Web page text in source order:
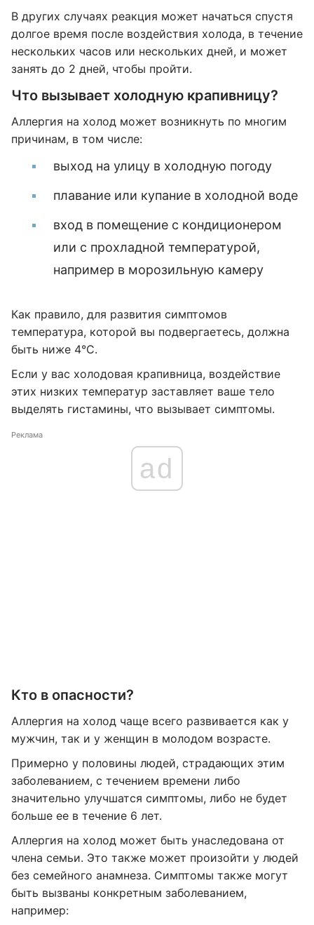
В других случаях реакция может начаться спустя
долгое время после воздействия холода, в течение
нескольких часов или нескольких дней, и может
занять до 2 дней, чтобы пройти.
Что вызывает холодную крапивницу?
Аллергия на холод может возникнуть по многим
причинам, в том числе:
выход на улицу в холодную погоду
плавание или купание в холодной воде
вход в помещение с кондиционером
или с прохладной температурой,
например в морозильную камеру
Как правило, для развития симптомов
температура, которой вы подвергаетесь, должна
быть ниже 4°C.
Если у вас холодовая крапивница, воздействие
этих низких температур заставляет ваше тело
выделять гистамины, что вызывает симптомы.
Реклама
ad
Кто в опасности?
Аллергия на холод чаще всего развивается как у
мужчин, так и у женщин в молодом возрасте.
Примерно у половины людей, страдающих этим
заболеванием, с течением времени либо
значительно улучшатся симптомы, либо не будет
больше ее в течение 6 лет.
Аллергия на холод может быть унаследована от
члена семьи. Это также может произойти у людей
без семейного анамнеза. Симптомы также могут
быть вызваны конкретным заболеванием,
например: